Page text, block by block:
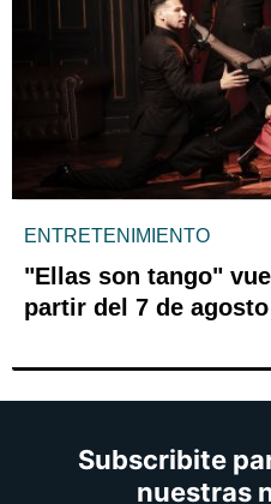
ENTRETENIMIENTO
"Ellas son tango"
partir del 7 de agosto
Subscribite
nuestras